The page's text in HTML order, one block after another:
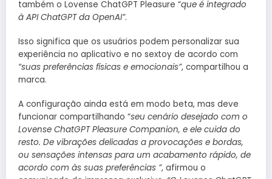
também o Lovense ChatGPT Pleasure “que é integrado
à API ChatGPT da OpenAI”.
Isso significa que os usuários podem personalizar sua
experiência no aplicativo e no sextoy de acordo com
“suas preferências físicas e emocionais”, compartilhou a
marca.
A configuração ainda está em modo beta, mas deve
funcionar compartilhando “seu cenário desejado com o
Lovense ChatGPT Pleasure Companion, e ele cuida do
resto. De vibrações delicadas a provocações e bordas,
ou sensações intensas para um acabamento rápido, de
acordo com às suas preferências ”, afirmou o